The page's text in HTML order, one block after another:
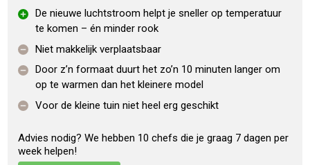
Specificaties OFYR 100 Mirrored
Stainless Steel – Anniversary Edition
Kookoppervlak: 0,55 m²
Afmetingen: 113 x 113 x 95 cm
Gewicht kookplaat: 56 kg
De nieuwe luchtstroom helpt je sneller op temperatuur
te komen – én minder rook
Niet makkelijk verplaatsbaar
Door z’n formaat duurt het zo’n 10 minuten langer om
op te warmen dan het kleinere model
Voor de kleine tuin niet heel erg geschikt
Advies nodig? We hebben 10 chefs die je graag 7 dagen per
week helpen!